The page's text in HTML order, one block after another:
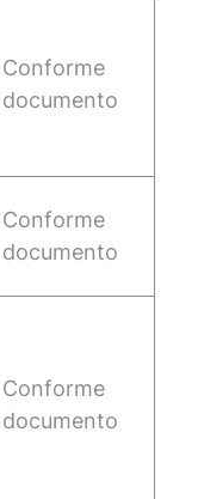
Conforme
documento
Conforme
documento
Conforme
documento